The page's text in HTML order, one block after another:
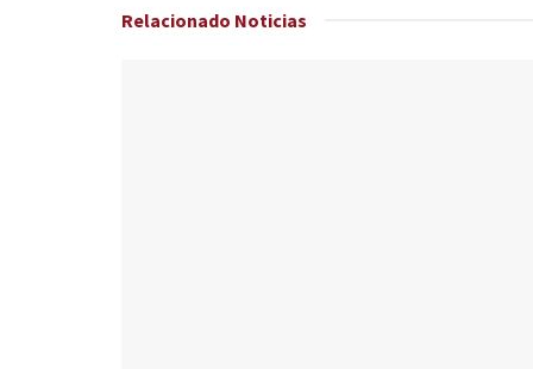
Relacionado Noticias